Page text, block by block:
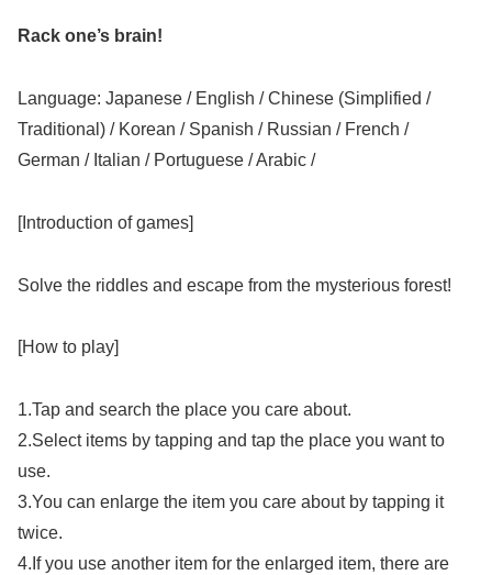
Rack one’s brain!
Language: Japanese / English / Chinese (Simplified /
Traditional) / Korean / Spanish / Russian / French /
German / Italian / Portuguese / Arabic /
[Introduction of games]
Solve the riddles and escape from the mysterious forest!
[How to play]
1.Tap and search the place you care about.
2.Select items by tapping and tap the place you want to
use.
3.You can enlarge the item you care about by tapping it
twice.
4.If you use another item for the enlarged item, there are